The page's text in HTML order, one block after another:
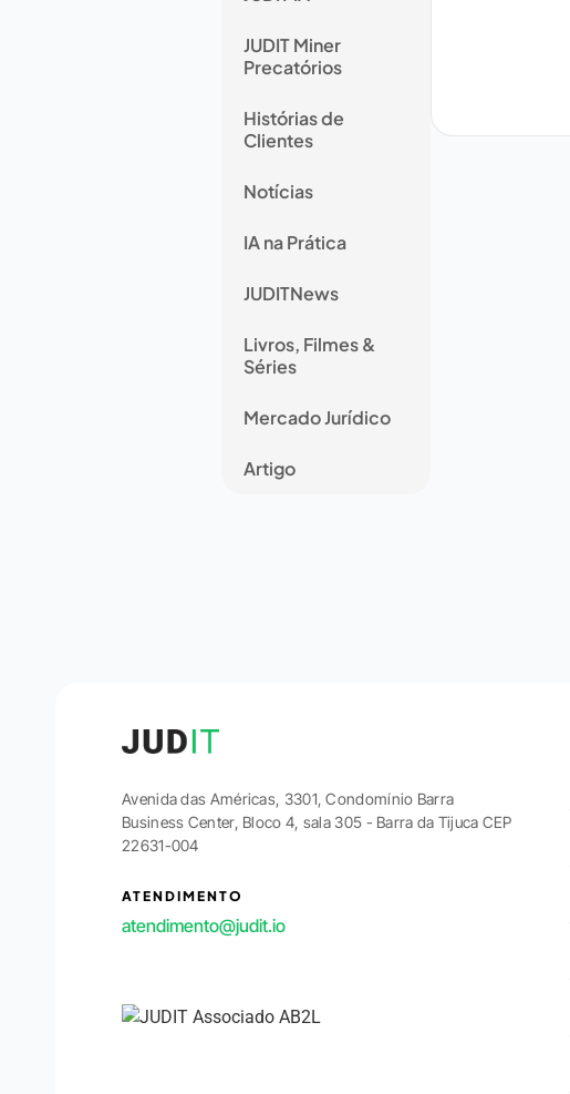
JUDIT Miner
Precatórios
Histórias de
Clientes
Notícias
IA na Prática
JUDITNews
Livros, Filmes &
Séries
Mercado Jurídico
Artigo
Avenida das Américas, 3301, Condomínio Barra
Business Center, Bloco 4, sala 305 - Barra da Tijuca CEP
22631-004
ATENDIMENTO
atendimento@judit.io